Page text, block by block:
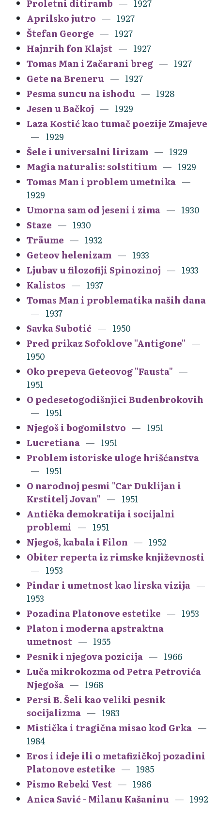
Proletni ditiramb
1927
Aprilsko jutro
1927
Štefan George
1927
Hajnrih fon Klajst
1927
Tomas Man i Začarani breg
1927
Gete na Breneru
1927
Pesma suncu na ishodu
1928
Jesen u Bačkoj
1929
Laza Kostić kao tumač poezije Zmajeve
1929
Šele i universalni lirizam
1929
Magia naturalis: solstitium
1929
Tomas Man i problem umetnika
1929
Umorna sam od jeseni i zima
1930
Staze
1930
Träume
1932
Geteov helenizam
1933
Ljubav u filozofiji Spinozinoj
1933
Kalistos
1937
Tomas Man i problematika naših dana
1937
Savka Subotić
1950
Pred prikaz Sofoklove ''Antigone''
1950
Oko prepeva Geteovog "Fausta"
1951
O pedesetogodišnjici Budenbrokovih
1951
Njegoš i bogomilstvo
1951
Lucretiana
1951
Problem istoriske uloge hrišćanstva
1951
O narodnoj pesmi "Car Duklijan i
Krstitelj Jovan"
1951
Antička demokratija i socijalni
problemi
1951
Njegoš, kabala i Filon
1952
Obiter reperta iz rimske književnosti
1953
Pindar i umetnost kao lirska vizija
1953
Pozadina Platonove estetike
1953
Platon i moderna apstraktna
umetnost
1955
Pesnik i njegova pozicija
1966
Luča mikrokozma od Petra Petrovića
Njegoša
1968
Persi B. Šeli kao veliki pesnik
socijalizma
1983
Mistička i tragična misao kod Grka
1984
Eros i ideje ili o metafizičkoj pozadini
Platonove estetike
1985
Pismo Rebeki Vest
1986
Anica Savić - Milanu Kašaninu
1992